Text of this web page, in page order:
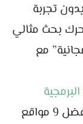
تجربة
بحث مثالي
مع